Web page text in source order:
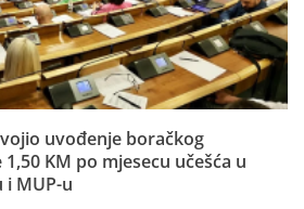
uvođenje boračkog
KM po mjesecu učešća u
i MUP-u